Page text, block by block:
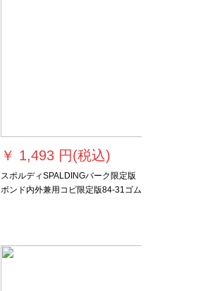
￥ 1,493 円(税込)
スポルディSPALDINGバーク限定版
ボンド内外兼用コビ限定版84-31ゴム